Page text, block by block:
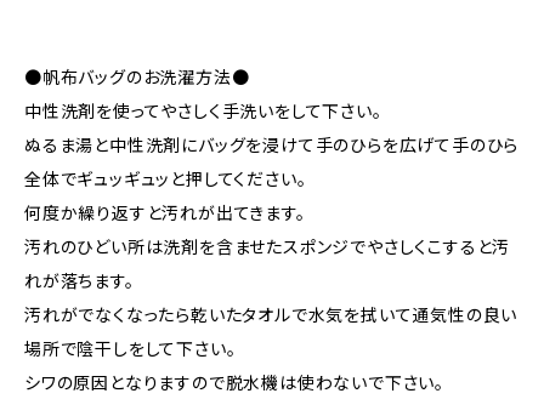
●帆布バッグのお洗濯方法●
中性洗剤を使ってやさしく手洗いをして下さい。
ぬるま湯と中性洗剤にバッグを浸けて手のひらを広げて手のひら
全体でギュッギュッと押してください。
何度か繰り返すと汚れが出てきます。
汚れのひどい所は洗剤を含ませたスポンジでやさしくこすると汚
れが落ちます。
汚れがでなくなったら乾いたタオルで水気を拭いて通気性の良い
場所で陰干しをして下さい。
シワの原因となりますので脱水機は使わないで下さい。